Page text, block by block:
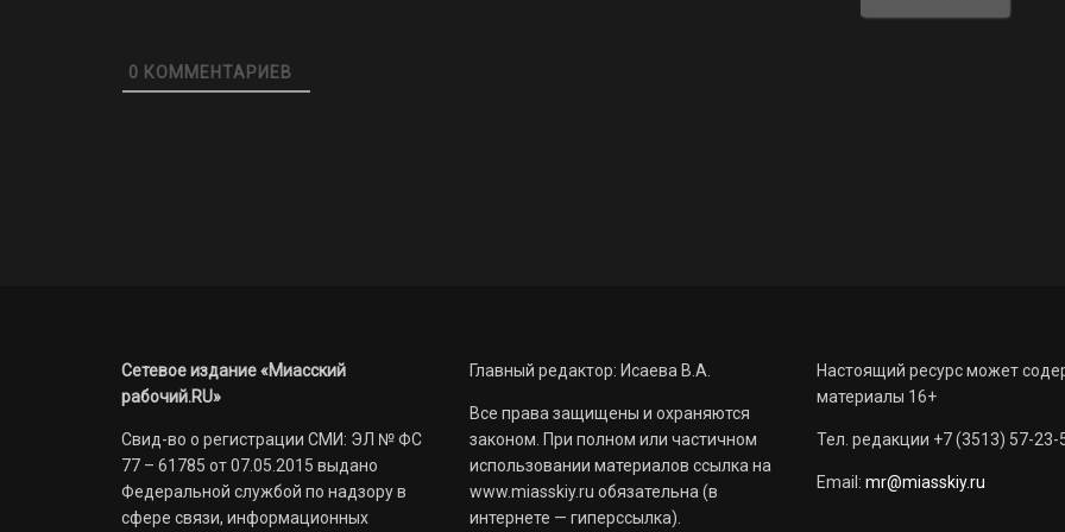
0 КОММЕНТАРИЕВ
Сетевое издание «Миасский
рабочий.RU»
Свид-во о регистрации СМИ: ЭЛ № ФС
77 – 61785 от 07.05.2015 выдано
Федеральной службой по надзору в
сфере связи, информационных
Главный редактор: Исаева В.А.
Все права защищены и охраняются
законом. При полном или частичном
использовании материалов ссылка на
www.miasskiy.ru обязательна (в
интернете — гиперссылка).
Настоящий ресурс может
материалы 16+
Тел. редакции +7 (3513) 57-23-
Email: mr@miasskiy.ru